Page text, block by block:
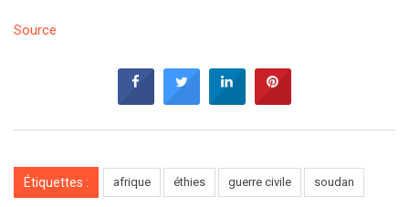
Source
Étiquettes : afrique éthies guerre civile soudan